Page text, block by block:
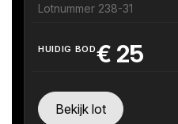
Lotnummer 238-31
HUIDIG BOD€ 25
Bekijk lot